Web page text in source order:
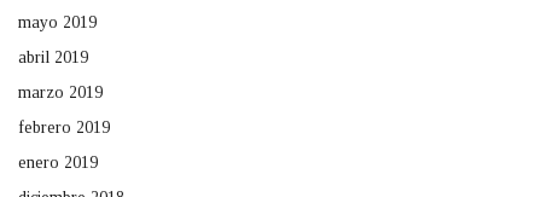
mayo 2019
abril 2019
marzo 2019
febrero 2019
enero 2019